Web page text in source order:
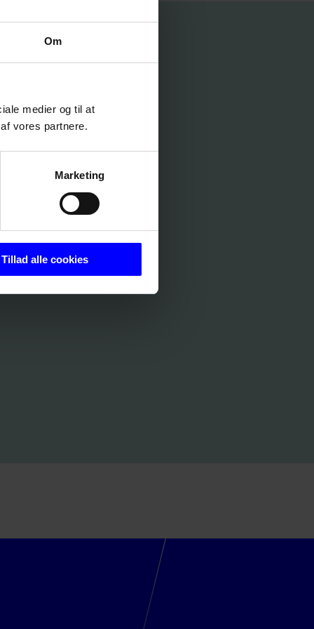
Om
medier og til at
vores partnere.
Marketing
Tillad alle cookies